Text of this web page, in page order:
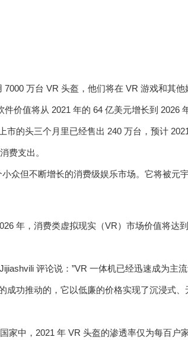
万台 VR 头盔，他们将在 VR 游戏和其他
价值将从 2021 年的 64 亿美元增长到 2026
市的头三个月里已经售出 240 万台，预计
费支出。
众但不断增长的消费级娱乐市场。它将被元
年，消费类虚拟现实（VR）市场价值将达
评论说：”VR 一体机已经迅速成为主
成功推动的，它以低廉的价格实现了沉浸式
家中，2021 年 VR 头盔的渗透率仅为每百户